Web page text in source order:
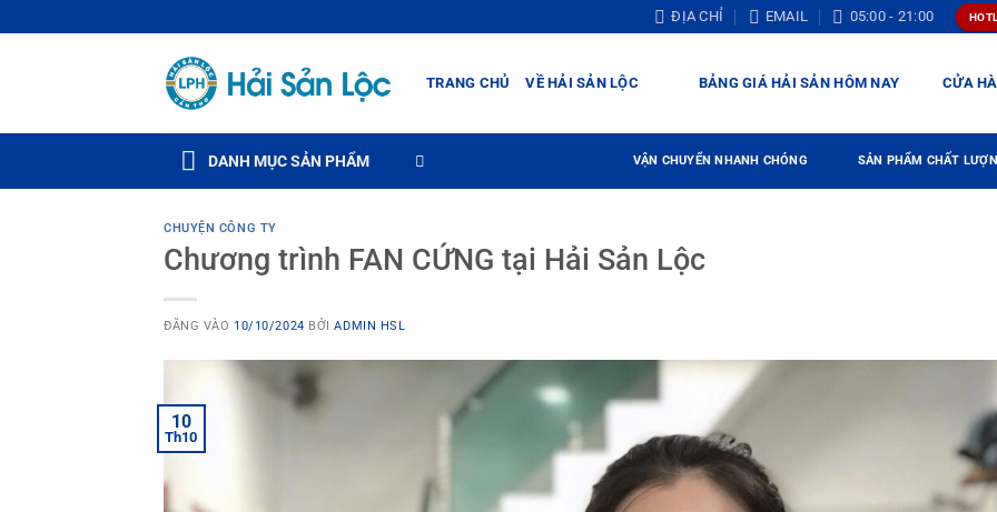
qua
ĐỊA CHỈ EMAIL 05:00 - 21:00
TRANG CHỦ VỀ HẢI SẢN LỘC BẢNG GIÁ HẢI SẢN HÔM NAY CỬA
DANH MỤC SẢN PHẨM VẬN CHUYỂN NHANH CHÓNG SẢN PHẨM CHẤT
CHUYỆN CÔNG TY
Chương trình FAN CỨNG tại Hải Sản Lộc
ĐĂNG VÀO 10/10/2024 BỞIADMIN HSL
10
Th10